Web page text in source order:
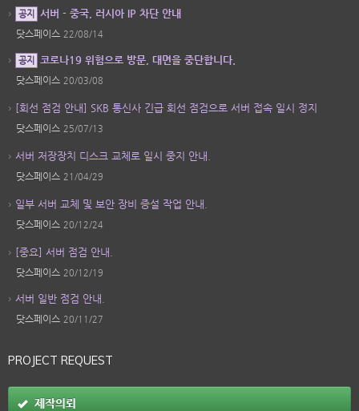
공지 서버 - 중국, 러시아 IP 차단 안내
닷스페이스 22/08/14
공지 코로나19 위험으로 방문, 대면을 중단합니다.
닷스페이스 20/03/08
[회선 점검 안내] SKB 통신사 긴급 회선 점검으로 서버 접속 일시 정지
닷스페이스 25/07/13
서버 저장장치 디스크 교체로 일시 중지 안내.
닷스페이스 21/04/29
일부 서버 교체 및 보안 장비 증설 작업 안내.
닷스페이스 20/12/24
[중요] 서버 점검 안내.
닷스페이스 20/12/19
서버 일반 점검 안내.
닷스페이스 20/11/27
PROJECT REQUEST
제작의뢰